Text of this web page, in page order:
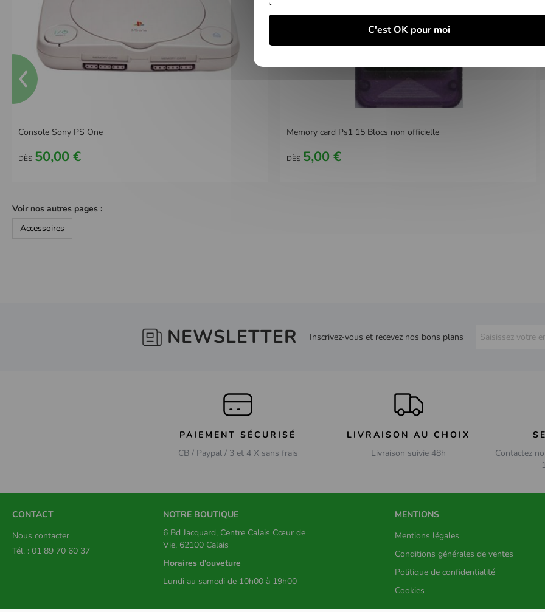
Console Sony PS One
DÈS 50,00 €
Memory card Ps1 15 Blocs non officielle
DÈS 5,00 €
Voir nos autres pages :
Accessoires
NEWSLETTER Inscrivez-vous et recevez nos bons plans
PAIEMENT SÉCURISÉ
CB / Paypal / 3 et 4 X sans frais
LIVRAISON AU CHOIX
Livraison suivie 48h
Contactez
CONTACT
Nous contacter
Tél. : 01 89 70 60 37
NOTRE BOUTIQUE
6 Bd Jacquard, Centre Calais Cœur de
Vie, 62100 Calais
Horaires d'ouveture
Lundi au samedi de 10h00 à 19h00
MENTIONS
Mentions légales
Conditions générales de ventes
Politique de confidentialité
Cookies
C'est OK pour moi